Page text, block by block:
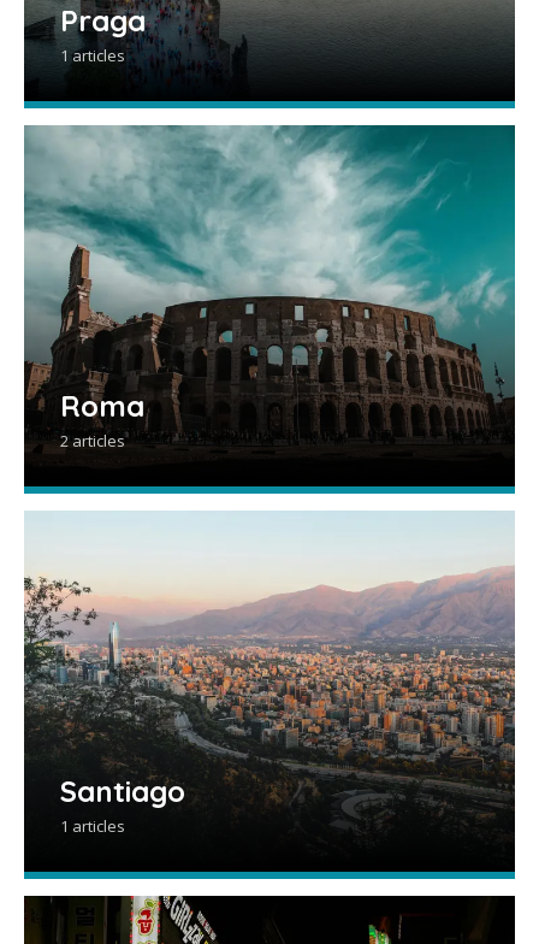
Praga
1 articles
Roma
2 articles
Santiago
1 articles